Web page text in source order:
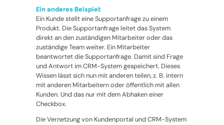
Ein anderes Beispiel:
Ein Kunde stellt eine Supportanfrage zu einem
Produkt. Die Supportanfrage leitet das System
direkt an den zuständigen Mitarbeiter oder das
zuständige Team weiter. Ein Mitarbeiter
beantwortet die Supportanfrage. Damit sind Frage
und Antwort im CRM-System gespeichert. Dieses
Wissen lässt sich nun mit anderen teilen, z. B. intern
mit anderen Mitarbeitern oder öffentlich mit allen
Kunden. Und das nur mit dem Abhaken einer
Checkbox.
Die Vernetzung von Kundenportal und CRM-System